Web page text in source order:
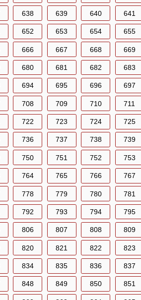
638 639 640 641
652 653 654 655
666 667 668 669
680 681 682 683
694 695 696 697
708 709 710 711
722 723 724 725
736 737 738 739
750 751 752 753
764 765 766 767
778 779 780 781
792 793 794 795
806 807 808 809
820 821 822 823
834 835 836 837
848 849 850 851